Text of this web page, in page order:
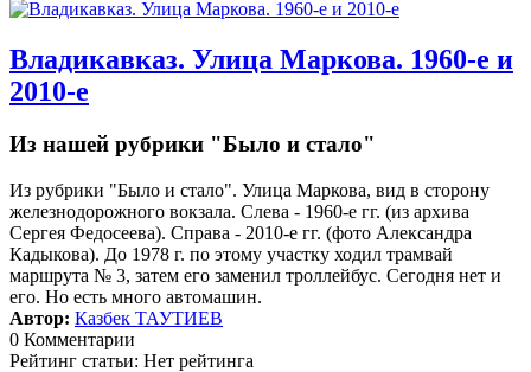
Владикавказ. Улица Маркова. 1960-е и
2010-е
Из нашей рубрики "Было и стало"
Из рубрики "Было и стало". Улица Маркова, вид в сторону
железнодорожного вокзала. Слева - 1960-е гг. (из архива
Сергея Федосеева). Справа - 2010-е гг. (фото Александра
Кадыкова). До 1978 г. по этому участку ходил трамвай
маршрута № 3, затем его заменил троллейбус. Сегодня нет и
его. Но есть много автомашин.
Автор: Казбек ТАУТИЕВ
0 Комментарии
Рейтинг статьи: Нет рейтинга